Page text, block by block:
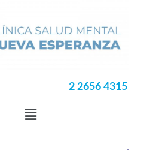
2 2656 4315